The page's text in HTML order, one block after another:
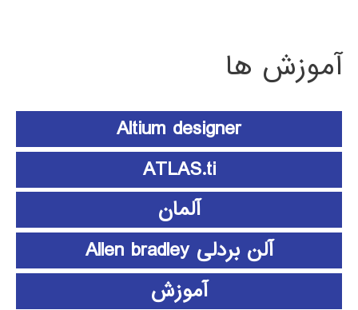
آموزش ها
Altium designer
ATLAS.ti
آلمان
آلن بردلی Allen bradley
آموزش